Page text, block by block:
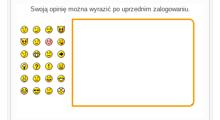
Swoją opinię można wyrazić po uprzednim zalogowaniu.